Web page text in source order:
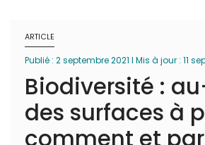
ARTICLE
Publié : 2 septembre 2021 I Mis à jour : 11
Biodiversité :
des surfaces à
comment et